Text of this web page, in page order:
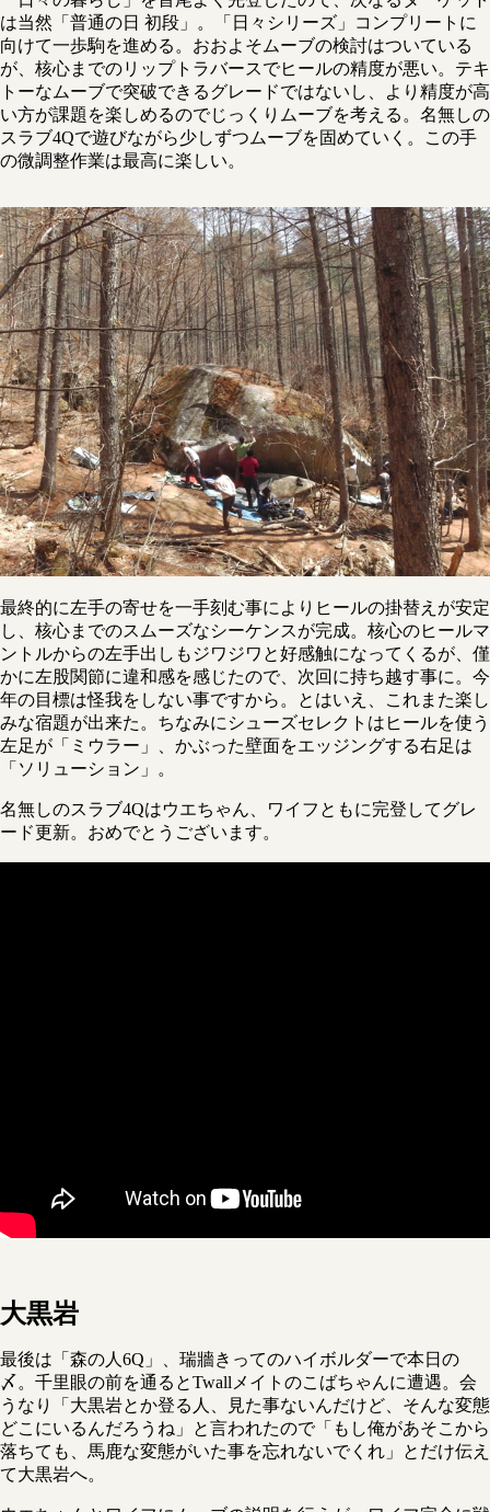
は当然「普通の日 初段」。「日々シリーズ」コンプリートに
向けて一歩駒を進める。おおよそムーブの検討はついている
が、核心までのリップトラバースでヒールの精度が悪い。テキ
トーなムーブで突破できるグレードではないし、より精度が高
い方が課題を楽しめるのでじっくりムーブを考える。名無しの
スラブ4Qで遊びながら少しずつムーブを固めていく。この手
の微調整作業は最高に楽しい。
最終的に左手の寄せを一手刻む事によりヒールの掛替えが安定
し、核心までのスムーズなシーケンスが完成。核心のヒールマ
ントルからの左手出しもジワジワと好感触になってくるが、僅
かに左股関節に違和感を感じたので、次回に持ち越す事に。今
年の目標は怪我をしない事ですから。とはいえ、これまた楽し
みな宿題が出来た。ちなみにシューズセレクトはヒールを使う
左足が「ミウラー」、かぶった壁面をエッジングする右足は
「ソリューション」。
名無しのスラブ4Qはウエちゃん、ワイフともに完登してグレ
ード更新。おめでとうございます。
大黒岩
最後は「森の人6Q」、瑞牆きってのハイボルダーで本日の
〆。千里眼の前を通るとTwallメイトのこばちゃんに遭遇。会
うなり「大黒岩とか登る人、見た事ないんだけど、そんな変態
どこにいるんだろうね」と言われたので「もし俺があそこから
落ちても、馬鹿な変態がいた事を忘れないでくれ」とだけ伝え
て大黒岩へ。